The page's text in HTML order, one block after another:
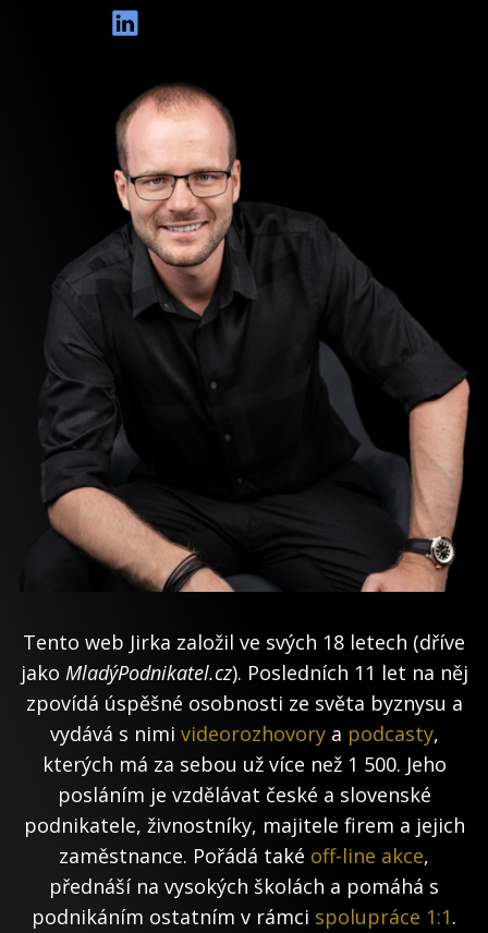
Tento web Jirka založil ve svých 18 letech (dříve
jako MladýPodnikatel.cz). Posledních 11 let na něj
zpovídá úspěšné osobnosti ze světa byznysu a
vydává s nimi videorozhovorya podcasty,
kterých má za sebou už více než 1 500. Jeho
posláním je vzdělávat české a slovenské
podnikatele, živnostníky, majitele firem a jejich
zaměstnance. Pořádá také off-line akce,
přednáší na vysokých školách a pomáhá s
podnikáním ostatním v rámci spolupráce 1:1.